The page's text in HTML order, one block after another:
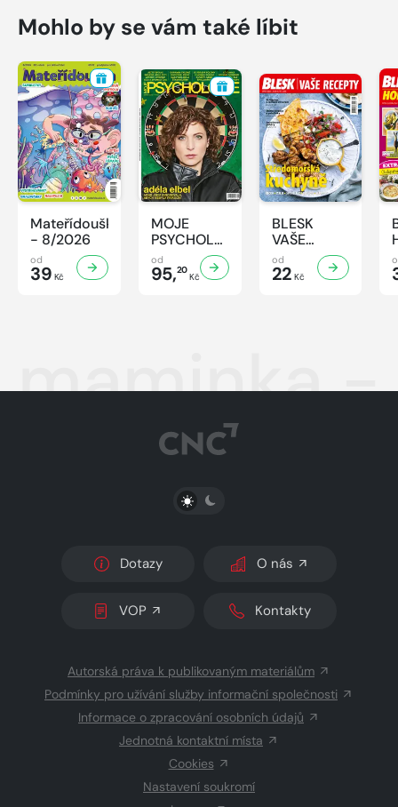
Mohlo by se vám také líbit
Mateřídouška
- 8/2026
od
39 Kč
MOJE
PSYCHOLOGIE
- 8/2026
od
95,20
Kč
BLESK
VAŠE
RECEPTY -
8/2026
od
22 Kč
maminka -
PŘEPNOUT SVĚTLÝ/TMAVÝ REŽIM
Dotazy O nás
VOP Kontakty
Autorská práva k publikovaným materiálům
Podmínky pro užívání služby informační společnosti
Informace o zpracování osobních údajů
Jednotná kontaktní místa
Cookies
Nastavení soukromí